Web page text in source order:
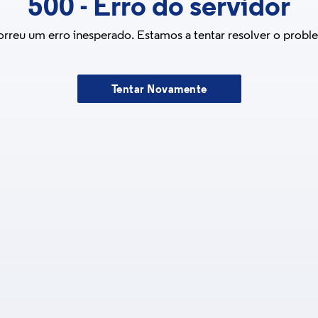
500 - Erro do servidor
um erro inesperado. Estamos a tentar resolver o
Tentar Novamente